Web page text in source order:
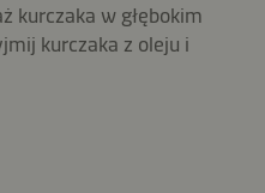
kurczaka w głębokim
kurczaka z oleju i